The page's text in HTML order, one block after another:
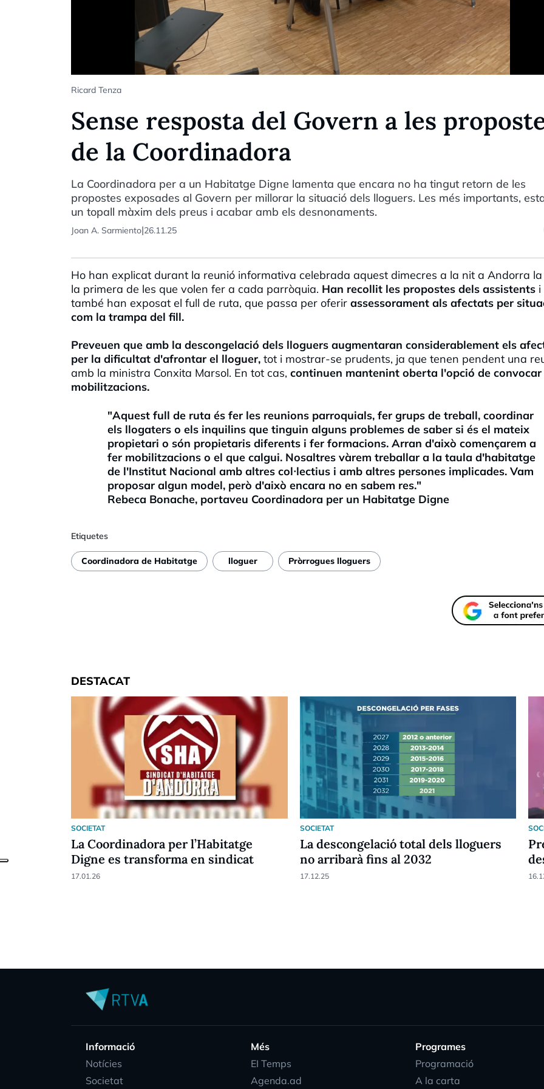
Ricard Tenza
Sense resposta del Govern a les
de la Coordinadora
La Coordinadora per a un Habitatge Digne lamenta que encara no ha tingut retorn de les
propostes exposades al Govern per millorar la situació dels lloguers. Les més importants,
un topall màxim dels preus i acabar amb els desnonaments.
Joan A. Sarmiento|26.11.25
Ho han explicat durant la reunió informativa celebrada aquest dimecres a la nit a Andorra la
la primera de les que volen fer a cada parròquia. Han recollit les propostes dels assistents i
també han exposat el full de ruta, que passa per oferir assessorament als afectats per
com la trampa del fill.
Preveuen que amb la descongelació dels lloguers augmentaran considerablement els
per la dificultat d'afrontar el lloguer, tot i mostrar-se prudents, ja que tenen pendent una
amb la ministra Conxita Marsol. En tot cas, continuen mantenint oberta l'opció de convocar
mobilitzacions.
"Aquest full de ruta és fer les reunions parroquials, fer grups de treball, coordinar
els llogaters o els inquilins que tinguin alguns problemes de saber si és el mateix
propietari o són propietaris diferents i fer formacions. Arran d'això començarem a
fer mobilitzacions o el que calgui. Nosaltres vàrem treballar a la taula d'habitatge
de l'Institut Nacional amb altres col·lectius i amb altres persones implicades. Vam
proposar algun model, però d'això encara no en sabem res."
Rebeca Bonache, portaveu Coordinadora per un Habitatge Digne
Etiquetes
Coordinadora de Habitatge lloguer Pròrrogues lloguers
DESTACAT
SOCIETAT
La Coordinadora per l’Habitatge
Digne es transforma en sindicat
17.01.26
SOCIETAT
La descongelació total dels lloguers
no arribarà fins al 2032
17.12.25
Informació
Notícies
Societat
Més
EI Temps
Agenda.ad
Programes
Programació
A la carta